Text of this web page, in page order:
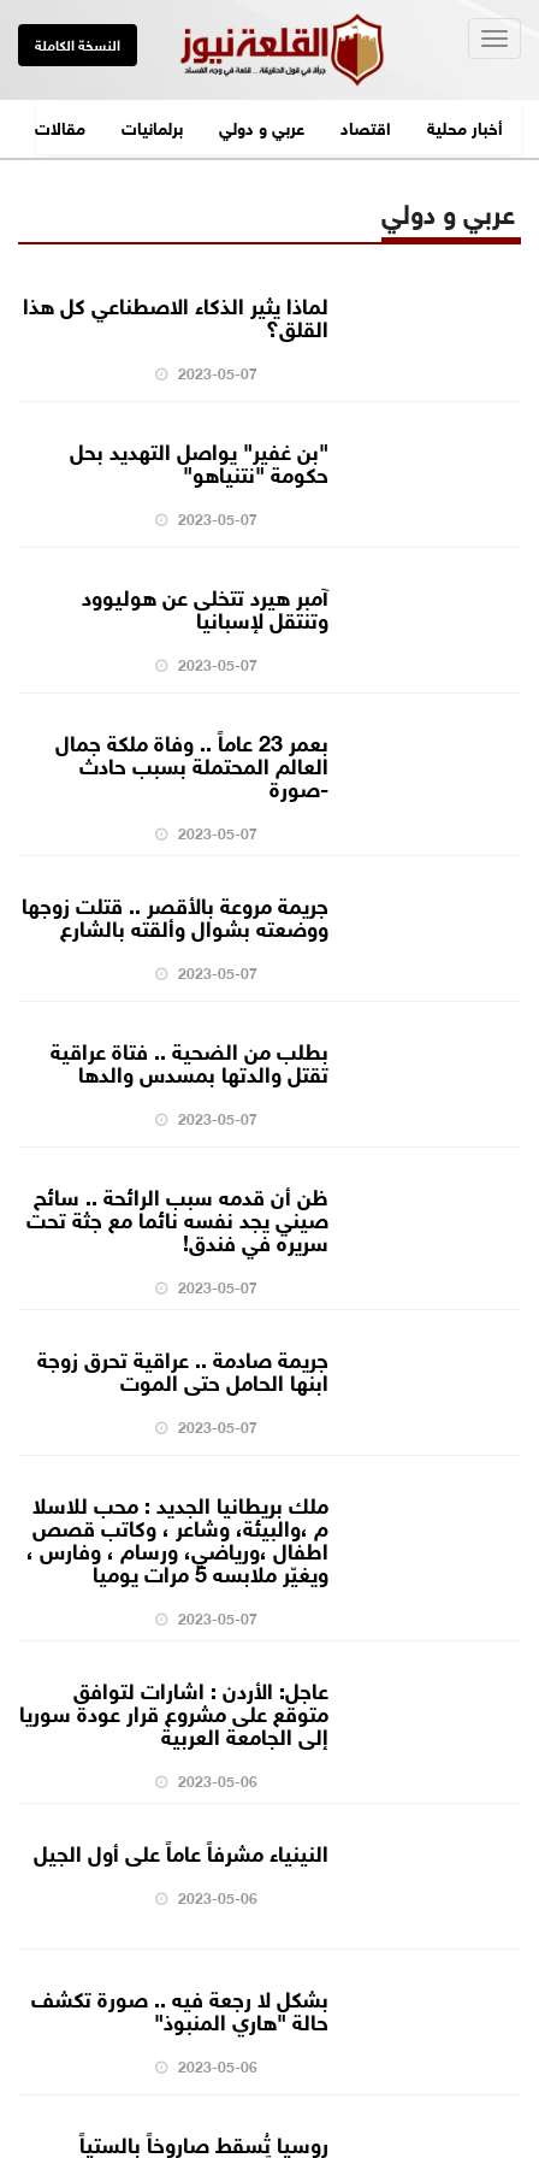
النسخة الكاملة
أخبار محلية اقتصاد عربي و دولي برلمانيات مقالات
عربي و دولي
لماذا يثير الذكاء الاصطناعي كل هذا
القلق؟
2023-05-07
"بن غفير" يواصل التهديد بحل
حكومة "نتنياهو"
2023-05-07
آمبر هيرد تتخلى عن هوليوود
وتنتقل لإسبانيا
2023-05-07
بعمر 23 عاماً .. وفاة ملكة جمال
العالم المحتملة بسبب حادث
-صورة
2023-05-07
جريمة مروعة بالأقصر .. قتلت زوجها
ووضعته بشوال وألقته بالشارع
2023-05-07
بطلب من الضحية .. فتاة عراقية
تقتل والدتها بمسدس والدها
2023-05-07
ظن أن قدمه سبب الرائحة .. سائح
صيني يجد نفسه نائما مع جثة تحت
سريره في فندق!
2023-05-07
جريمة صادمة .. عراقية تحرق زوجة
ابنها الحامل حتى الموت
2023-05-07
ملك بريطانيا الجديد : محب للاسلا
م ،والبيئة، وشاعر ، وكاتب قصص
اطفال ،ورياضي، ورسام ، وفارس ،
ويغيّر ملابسه 5 مرات يوميا
2023-05-07
عاجل: الأردن : اشارات لتوافق
متوقع على مشروع قرار عودة سوريا
إلى الجامعة العربية
2023-05-06
النينياء مشرفاً عاماً على أول الجيل
2023-05-06
بشكل لا رجعة فيه .. صورة تكشف
حالة "هاري المنبوذ"
2023-05-06
روسيا تُسقط صاروخاً بالستياً